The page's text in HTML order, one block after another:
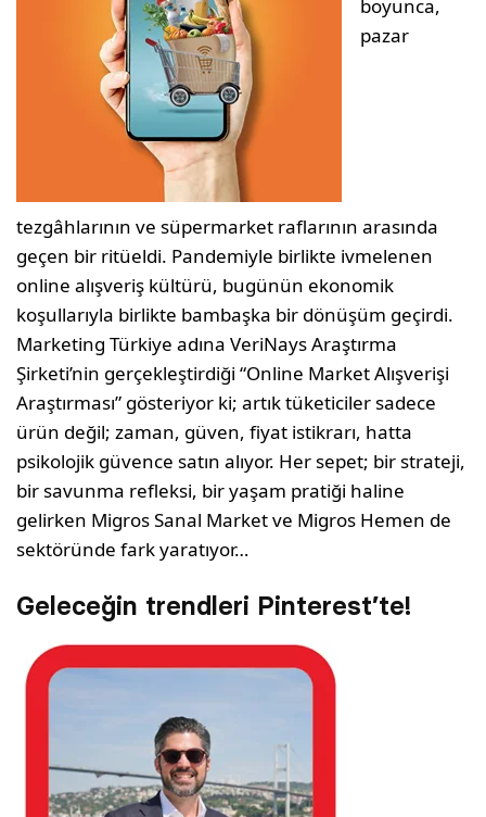
boyunca,
pazar
tezgâhlarının ve süpermarket raflarının arasında
geçen bir ritüeldi. Pandemiyle birlikte ivmelenen
online alışveriş kültürü, bugünün ekonomik
koşullarıyla birlikte bambaşka bir dönüşüm geçirdi.
Marketing Türkiye adına VeriNays Araştırma
Şirketi’nin gerçekleştirdiği “Online Market Alışverişi
Araştırması” gösteriyor ki; artık tüketiciler sadece
ürün değil; zaman, güven, fiyat istikrarı, hatta
psikolojik güvence satın alıyor. Her sepet; bir strateji,
bir savunma refleksi, bir yaşam pratiği haline
gelirken Migros Sanal Market ve Migros Hemen de
sektöründe fark yaratıyor…
Geleceğin trendleri Pinterest’te!